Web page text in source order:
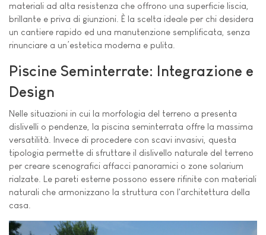
materiali ad alta resistenza che offrono una superficie liscia,
brillante e priva di giunzioni. È la scelta ideale per chi desidera
un cantiere rapido ed una manutenzione semplificata, senza
rinunciare a un’estetica moderna e pulita.
Piscine Seminterrate: Integrazione e
Design
Nelle situazioni in cui la morfologia del terreno a presenta
dislivelli o pendenze, la piscina seminterrata offre la massima
versatilità. Invece di procedere con scavi invasivi, questa
tipologia permette di sfruttare il dislivello naturale del terreno
per creare scenografici affacci panoramici o zone solarium
rialzate. Le pareti esterne possono essere rifinite con materiali
naturali che armonizzano la struttura con l'architettura della
casa.